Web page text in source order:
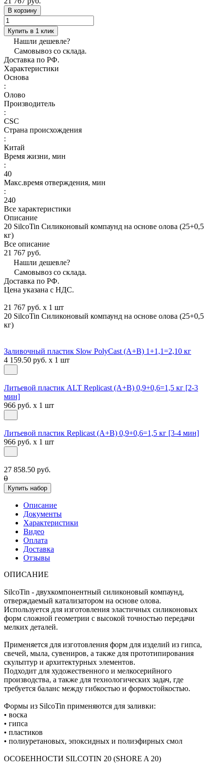
В корзину
Купить в 1 клик
Нашли дешевле?
Самовывоз со склада.
Доставка по РФ.
Характеристики
Основа
:
Олово
Производитель
:
CSC
Страна происхождения
:
Китай
Время жизни, мин
:
40
Макс.время отверждения, мин
:
240
Все характеристики
Описание
20 SilcoTin Силиконовый компаунд на основе олова (25+0,5
кг)
Все описание
21 767 руб.
Нашли дешевле?
Самовывоз со склада.
Доставка по РФ.
Цена указана с НДС.
21 767 руб. x 1 шт
20 SilcoTin Силиконовый компаунд на основе олова (25+0,5
кг)
Заливочный пластик Slow PolyCast (A+B) 1+1,1=2,10 кг
4 159.50 руб. x 1 шт
Литьевой пластик ALT Replicast (А+В) 0,9+0,6=1,5 кг [2-3
мин]
966 руб. x 1 шт
Литьевой пластик Replicast (А+В) 0,9+0,6=1,5 кг [3-4 мин]
966 руб. x 1 шт
27 858.50 руб.
0
Купить набор
Описание
Документы
Характеристики
Видео
Оплата
Доставка
Отзывы
ОПИСАНИЕ
SilcoTin - двухкомпонентный силиконовый компаунд,
отверждаемый катализатором на основе олова.
Используется для изготовления эластичных силиконовых
форм сложной геометрии с высокой точностью передачи
мелких деталей.
Применяется для изготовления форм для изделий из гипса,
свечей, мыла, сувениров, а также для прототипирования
скульптур и архитектурных элементов.
Подходит для художественного и мелкосерийного
производства, а также для технологических задач, где
требуется баланс между гибкостью и формостойкостью.
Формы из SilcoTin применяются для заливки:
• воска
• гипса
• пластиков
• полиуретановых, эпоксидных и полиэфирных смол
ОСОБЕННОСТИ SILCOTIN 20 (SHORE A 20)